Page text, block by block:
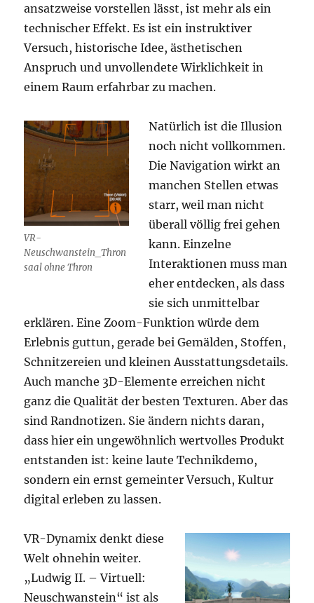
ansatzweise vorstellen lässt, ist mehr als ein
technischer Effekt. Es ist ein instruktiver
Versuch, historische Idee, ästhetischen
Anspruch und unvollendete Wirklichkeit in
einem Raum erfahrbar zu machen.
VR-
Neuschwanstein_Thron
saal ohne Thron
Natürlich ist die Illusion
noch nicht vollkommen.
Die Navigation wirkt an
manchen Stellen etwas
starr, weil man nicht
überall völlig frei gehen
kann. Einzelne
Interaktionen muss man
eher entdecken, als dass
sie sich unmittelbar
erklären. Eine Zoom-Funktion würde dem
Erlebnis guttun, gerade bei Gemälden, Stoffen,
Schnitzereien und kleinen Ausstattungsdetails.
Auch manche 3D-Elemente erreichen nicht
ganz die Qualität der besten Texturen. Aber das
sind Randnotizen. Sie ändern nichts daran,
dass hier ein ungewöhnlich wertvolles Produkt
entstanden ist: keine laute Technikdemo,
sondern ein ernst gemeinter Versuch, Kultur
digital erleben zu lassen.
VR-Dynamix denkt diese
Welt ohnehin weiter.
„Ludwig II. – Virtuell:
Neuschwanstein“ ist als